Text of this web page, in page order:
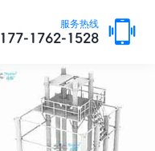
服务热线
177-1762-1528 